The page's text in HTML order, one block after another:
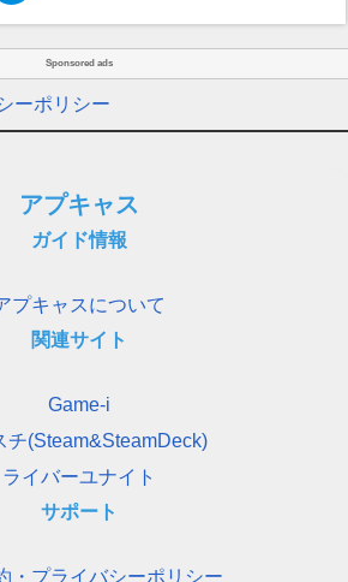
Sponsored ads
ーポリシー
アプキャス
ガイド情報
プキャスについて
関連サイト
Game-i
チ(Steam&SteamDeck)
ライバーユナイト
サポート
・プライバシーポリシー